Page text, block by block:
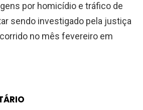
por homicídio e tráfico de
sendo investigado pela justiça
no mês fevereiro em